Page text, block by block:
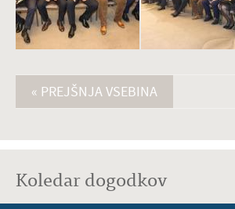
« PREJŠNJA VSEBINA
Koledar dogodkov